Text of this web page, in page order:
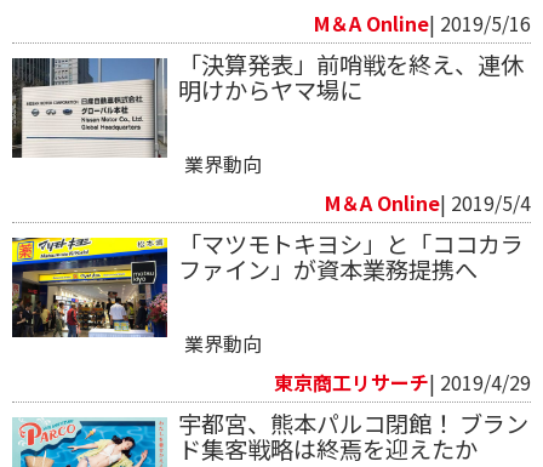
M＆A Online| 2019/5/16
「決算発表」前哨戦を終え、連休
明けからヤマ場に
業界動向
M＆A Online| 2019/5/4
「マツモトキヨシ」と「ココカラ
ファイン」が資本業務提携へ
業界動向
東京商工リサーチ| 2019/4/29
宇都宮、熊本パルコ閉館！ ブラン
ド集客戦略は終焉を迎えたか